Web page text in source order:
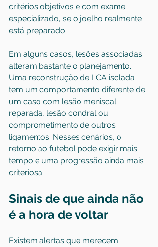
critérios objetivos e com exame
especializado, se o joelho realmente
está preparado.
Em alguns casos, lesões associadas
alteram bastante o planejamento.
Uma reconstrução de LCA isolada
tem um comportamento diferente de
um caso com lesão meniscal
reparada, lesão condral ou
comprometimento de outros
ligamentos. Nesses cenários, o
retorno ao futebol pode exigir mais
tempo e uma progressão ainda mais
criteriosa.
Sinais de que ainda não
é a hora de voltar
Existem alertas que merecem